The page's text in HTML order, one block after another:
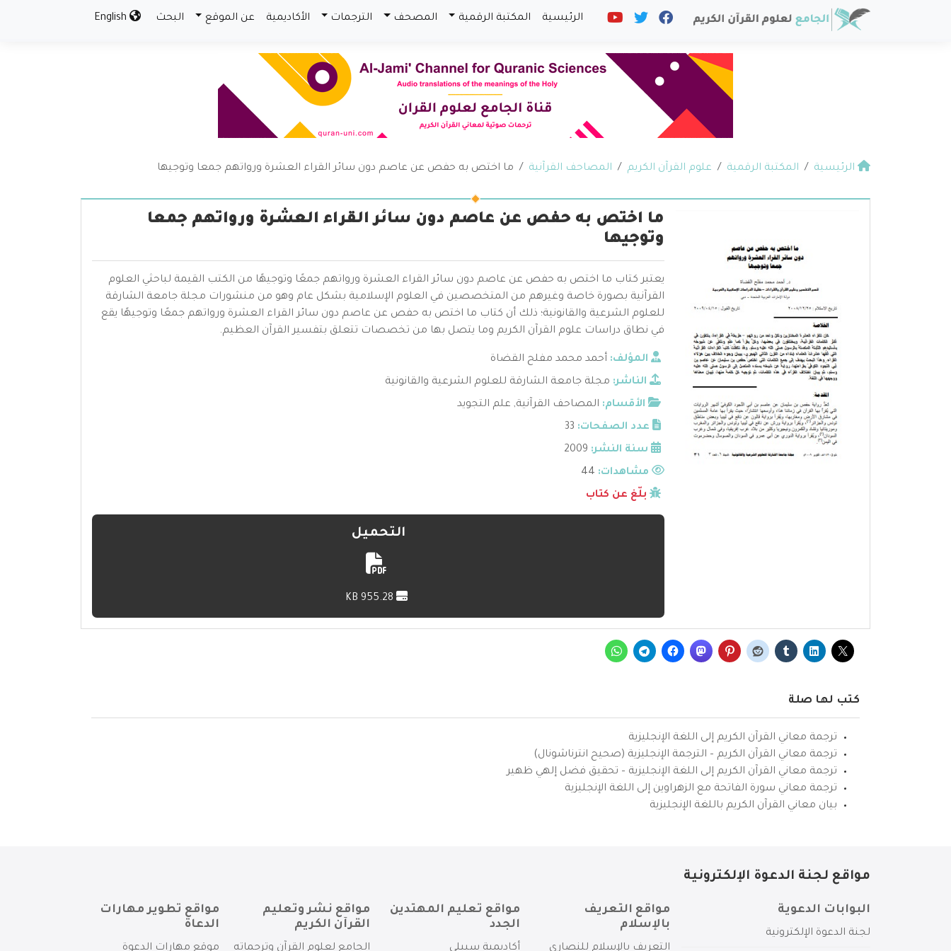
الرئيسية المكتبة الرقمية المصحف الترجمات الأكاديمية عن الموقع البحث
الرئيسية المكتبة الرقمية علوم القرآن الكريم المصاحف القرآنية ما اختص به حفص عن عاصم دون سائر القراء العشرة ورواتهم جمعا وتوجيها
ما اختص به حفص عن عاصم دون سائر القراء العشرة ورواتهم جمعا
وتوجيها
يعتبر كتاب ما اختص به حفص عن عاصم دون سائر القراء العشرة ورواتهم جمعًا وتوجيهًا من الكتب القيمة لباحثي العلوم
القرآنية بصورة خاصة وغيرهم من المتخصصين في العلوم الإسلامية بشكل عام وهو من منشورات مجلة جامعة الشارقة
للعلوم الشرعية والقانونية؛ ذلك أن كتاب ما اختص به حفص عن عاصم دون سائر القراء العشرة ورواتهم جمعًا وتوجيهًا يقع
في نطاق دراسات علوم القرآن الكريم وما يتصل بها من تخصصات تتعلق بتفسير القرآن العظيم.
المؤلف: أحمد محمد مفلح القضاة
الناشر: مجلة جامعة الشارقة للعلوم الشرعية والقانونية
الأقسام: المصاحف القرآنية, علم التجويد
عدد الصفحات: 33
سنة النشر: 2009
مشاهدات:
بلّغ عن كتاب
التحميل
كتب لها صلة
ترجمة معاني القرآن الكريم إلى اللغة الإنجليزية
ترجمة معاني القرآن الكريم – الترجمة الإنجليزية (صحيح انترناشونال)
ترجمة معاني القرآن الكريم إلى اللغة الإنجليزية – تحقيق فضل إلهي ظهير
ترجمة معاني سورة الفاتحة مع الزهراوين إلى اللغة الإنجليزية
بيان معاني القرآن الكريم باللغة الإنجليزية
مواقع لجنة الدعوة الإلكترونية
البوابات الدعوية
لجنة الدعوة الإلكترونية
مواقع التعريف
بالإسلام
التعريف بالإسلام للنصارى
مواقع تعليم المهتدين
الجدد
أكاديمية سبيلي
مواقع نشر وتعليم
القرآن الكريم
الجامع لعلوم القرآن وترجماته
مواقع تطوير مهارات
الدعاة
موقع مهارات الدعوة